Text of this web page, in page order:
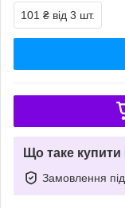
101 ₴ від 3 шт.
Що таке
Замовлення